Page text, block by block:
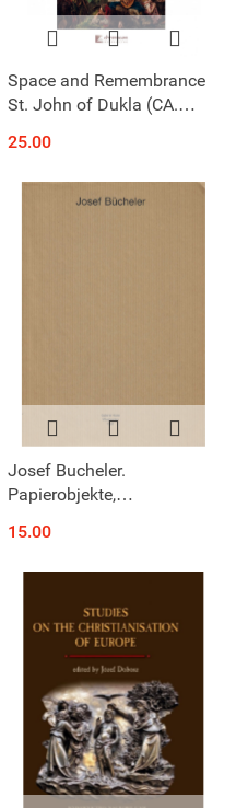
Space and Remembrance
St. John of Dukla (CA.
Memorial Place in the
Borderland of...
25.00
Josef Bucheler.
Papierobjekte,
Zeichnunnen
15.00